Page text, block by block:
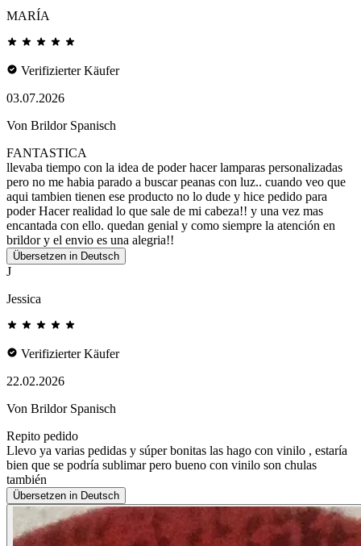
MARÍA
Verifizierter Käufer
03.07.2026
Von Brildor Spanisch
FANTASTICA
llevaba tiempo con la idea de poder hacer lamparas personalizadas
pero no me habia parado a buscar peanas con luz.. cuando veo que
aqui tambien tienen ese producto no lo dude y hice pedido para
poder Hacer realidad lo que sale de mi cabeza!! y una vez mas
encantada con ello. quedan genial y como siempre la atención en
brildor y el envio es una alegria!!
Übersetzen in Deutsch
J
Jessica
Verifizierter Käufer
22.02.2026
Von Brildor Spanisch
Repito pedido
Llevo ya varias pedidas y súper bonitas las hago con vinilo , estaría
bien que se podría sublimar pero bueno con vinilo son chulas
también
Übersetzen in Deutsch